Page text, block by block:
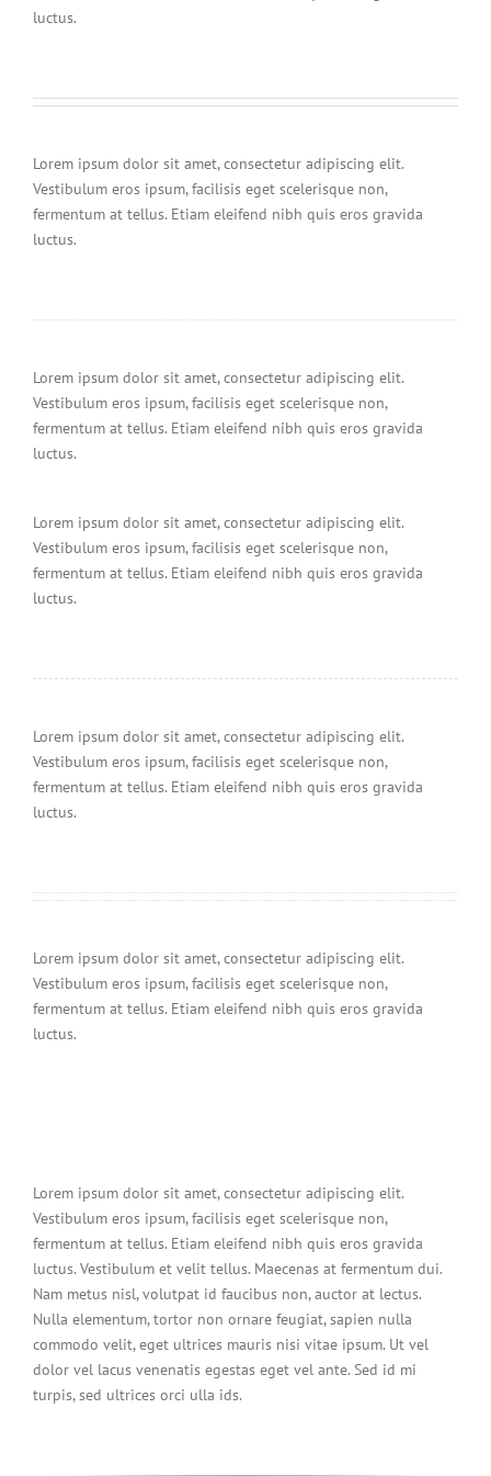
luctus.
Lorem ipsum dolor sit amet, consectetur adipiscing elit.
Vestibulum eros ipsum, facilisis eget scelerisque non,
fermentum at tellus. Etiam eleifend nibh quis eros gravida
luctus.
Lorem ipsum dolor sit amet, consectetur adipiscing elit.
Vestibulum eros ipsum, facilisis eget scelerisque non,
fermentum at tellus. Etiam eleifend nibh quis eros gravida
luctus.
Lorem ipsum dolor sit amet, consectetur adipiscing elit.
Vestibulum eros ipsum, facilisis eget scelerisque non,
fermentum at tellus. Etiam eleifend nibh quis eros gravida
luctus.
Lorem ipsum dolor sit amet, consectetur adipiscing elit.
Vestibulum eros ipsum, facilisis eget scelerisque non,
fermentum at tellus. Etiam eleifend nibh quis eros gravida
luctus.
Lorem ipsum dolor sit amet, consectetur adipiscing elit.
Vestibulum eros ipsum, facilisis eget scelerisque non,
fermentum at tellus. Etiam eleifend nibh quis eros gravida
luctus.
Lorem ipsum dolor sit amet, consectetur adipiscing elit.
Vestibulum eros ipsum, facilisis eget scelerisque non,
fermentum at tellus. Etiam eleifend nibh quis eros gravida
luctus. Vestibulum et velit tellus. Maecenas at fermentum dui.
Nam metus nisl, volutpat id faucibus non, auctor at lectus.
Nulla elementum, tortor non ornare feugiat, sapien nulla
commodo velit, eget ultrices mauris nisi vitae ipsum. Ut vel
dolor vel lacus venenatis egestas eget vel ante. Sed id mi
turpis, sed ultrices orci ulla ids.